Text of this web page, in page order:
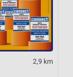
2,9 km